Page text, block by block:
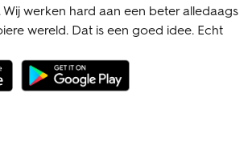
werken hard aan een beter alledaags
wereld. Dat is een goed idee. Echt